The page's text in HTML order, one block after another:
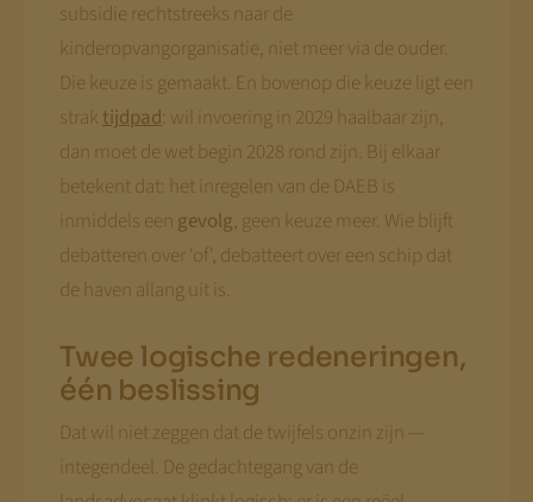
subsidie rechtstreeks naar de
kinderopvangorganisatie, niet meer via de ouder.
Die keuze is gemaakt. En bovenop die keuze ligt een
straktijdpad: wil invoering in 2029 haalbaar zijn,
dan moet de wet begin 2028 rond zijn. Bij elkaar
betekent dat: het inregelen van de DAEB is
inmiddels een gevolg, geen keuze meer. Wie blijft
debatteren over 'of', debatteert over een schip dat
de haven allang uit is.
Twee logische redeneringen,
één beslissing
Dat wil niet zeggen dat de twijfels onzin zijn —
integendeel. De gedachtegang van de